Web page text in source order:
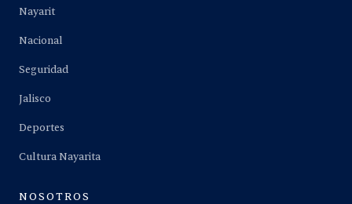
Nayarit
Nacional
Seguridad
Jalisco
Deportes
Cultura Nayarita
NOSOTROS